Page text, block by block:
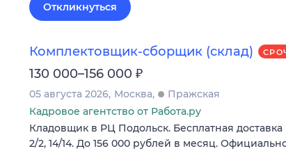
Откликнуться
Комплектовщик-сборщик (склад)
130 000–156 000 ₽
05 августа 2026 Москва
Пражская
Кадровое агентство от Работа.ру
Кладовщик в РЦ Подольск. Бесплатная
2/2, 14/14. До 156 000 рублей в месяц.